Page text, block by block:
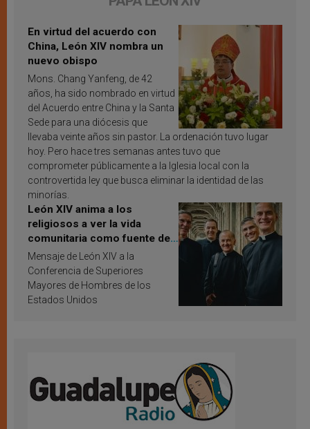
En virtud del acuerdo con
China, León XIV nombra un
nuevo obispo
Mons. Chang Yanfeng, de 42
años, ha sido nombrado en virtud
del Acuerdo entre China y la Santa
Sede para una diócesis que
llevaba veinte años sin pastor. La ordenación tuvo lugar
hoy. Pero hace tres semanas antes tuvo que
comprometer públicamente a la Iglesia local con la
controvertida ley que busca eliminar la identidad de las
minorías.
León XIV anima a los
religiosos a ver la vida
comunitaria como fuente de
inspiración y santificación
Mensaje de León XIV a la
Conferencia de Superiores
Mayores de Hombres de los
Estados Unidos